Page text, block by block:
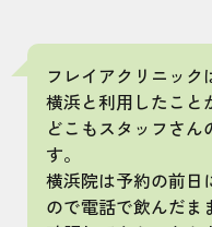
フレイアクリニック
横浜と利用したこと
どこもスタッフさん
す。
横浜院は予約の前日
ので電話で飲んだま